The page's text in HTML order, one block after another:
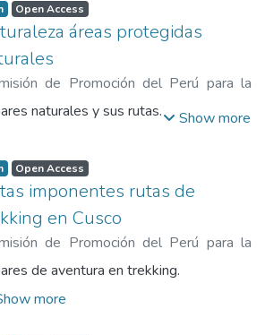
Open Access
áreas protegidas
de Promoción del Perú para la
y el Turismo,2019
Promoción del Perú para la Exportación
naturales y sus rutas. Show more
Open Access
imponentes rutas de
en Cusco
de Promoción del Perú para la
y el Turismo,2019
Turismo
de aventura en trekking.
more